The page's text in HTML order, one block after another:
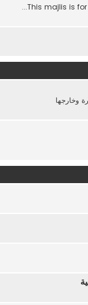
This majlis is for
وخارجها